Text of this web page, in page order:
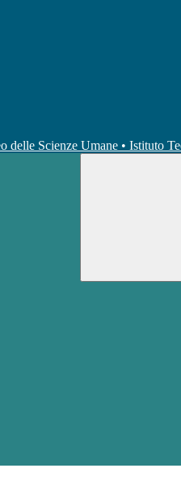
delle Scienze Umane • Istituto